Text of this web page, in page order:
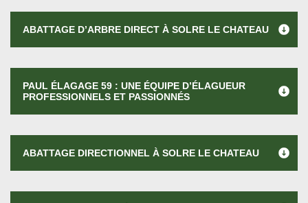
ABATTAGE D’ARBRE DIRECT À SOLRE LE CHATEAU
PAUL ÉLAGAGE 59 : UNE ÉQUIPE D’ÉLAGUEUR
PROFESSIONNELS ET PASSIONNÉS
ABATTAGE DIRECTIONNEL À SOLRE LE CHATEAU